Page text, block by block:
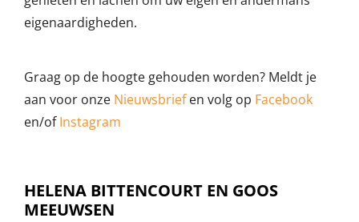
eigenaardigheden.
Graag op de hoogte gehouden worden? Meldt je
aan voor onze Nieuwsbriefen volg op Facebook
en/ofInstagram
HELENA BITTENCOURT EN GOOS
MEEUWSEN